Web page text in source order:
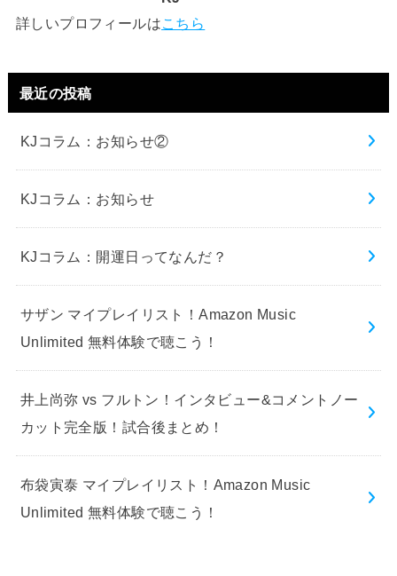
詳しいプロフィールはこちら
最近の投稿
KJコラム：お知らせ②
KJコラム：お知らせ
KJコラム：開運日ってなんだ？
サザン マイプレイリスト！Amazon Music
Unlimited 無料体験で聴こう！
井上尚弥 vs フルトン！インタビュー&コメントノー
カット完全版！試合後まとめ！
布袋寅泰 マイプレイリスト！Amazon Music
Unlimited 無料体験で聴こう！